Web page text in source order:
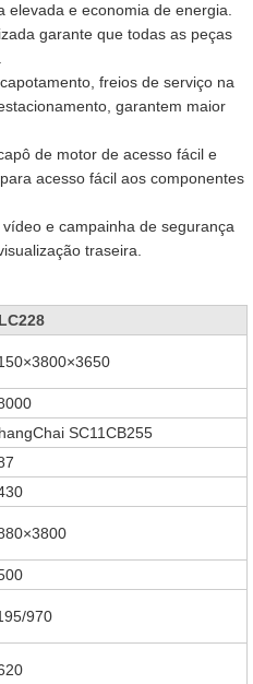
e economia de energia.
garante que todas as peças
freios de serviço na
garantem maior
de motor de acesso fácil e
acesso fácil aos componentes
e campainha de segurança
traseira.
SC11CB255
970